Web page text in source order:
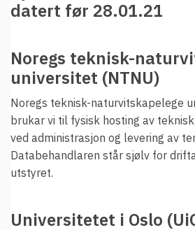
datert før 28.01.21
Noregs teknisk-
universitet (NTNU)
Noregs teknisk-naturvitskapelege
brukar vi til fysisk hosting av
ved administrasjon og levering av
Databehandlaren står sjølv for
utstyret.
Universitetet i Oslo